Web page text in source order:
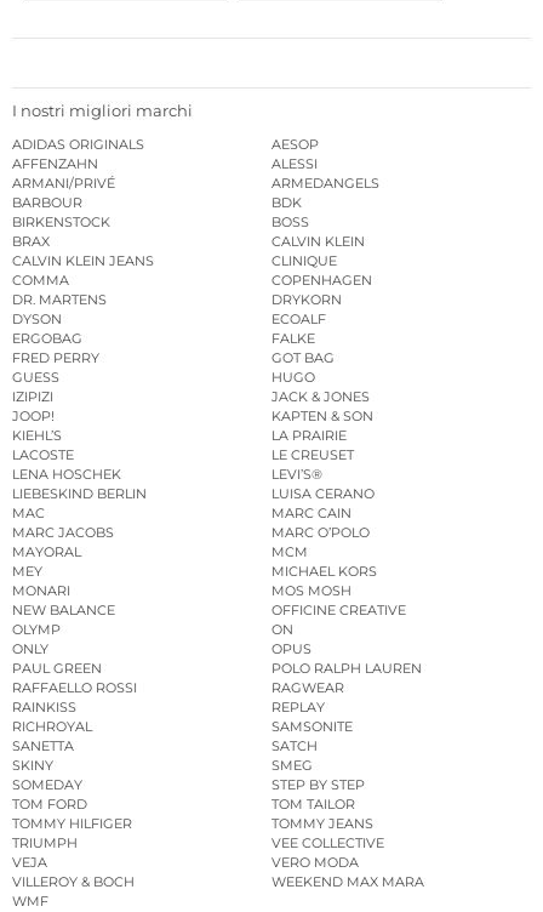
I nostri migliori marchi
ADIDAS ORIGINALS
AESOP
AFFENZAHN
ALESSI
ARMANI/PRIVÉ
ARMEDANGELS
BARBOUR
BDK
BIRKENSTOCK
BOSS
BRAX
CALVIN KLEIN
CALVIN KLEIN JEANS
CLINIQUE
COMMA
COPENHAGEN
DR. MARTENS
DRYKORN
DYSON
ECOALF
ERGOBAG
FALKE
FRED PERRY
GOT BAG
GUESS
HUGO
IZIPIZI
JACK & JONES
JOOP!
KAPTEN & SON
KIEHL’S
LA PRAIRIE
LACOSTE
LE CREUSET
LENA HOSCHEK
LEVI’S®
LIEBESKIND BERLIN
LUISA CERANO
MAC
MARC CAIN
MARC JACOBS
MARC O’POLO
MAYORAL
MCM
MEY
MICHAEL KORS
MONARI
MOS MOSH
NEW BALANCE
OFFICINE CREATIVE
OLYMP
ON
ONLY
OPUS
PAUL GREEN
POLO RALPH LAUREN
RAFFAELLO ROSSI
RAGWEAR
RAINKISS
REPLAY
RICHROYAL
SAMSONITE
SANETTA
SATCH
SKINY
SMEG
SOMEDAY
STEP BY STEP
TOM FORD
TOM TAILOR
TOMMY HILFIGER
TOMMY JEANS
TRIUMPH
VEE COLLECTIVE
VEJA
VERO MODA
VILLEROY & BOCH
WEEKEND MAX MARA
WMF